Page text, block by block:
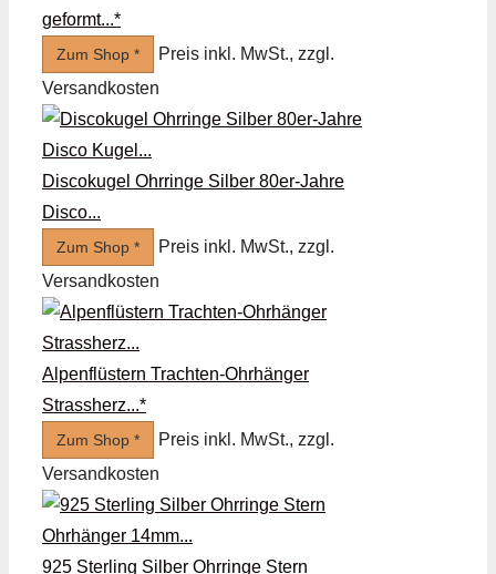
geformt...*
Zum Shop *
Preis inkl. MwSt., zzgl.
Versandkosten
Discokugel Ohrringe Silber 80er-Jahre
Disco...
Zum Shop *
Preis inkl. MwSt., zzgl.
Versandkosten
Alpenflüstern Trachten-Ohrhänger
Strassherz...*
Zum Shop *
Preis inkl. MwSt., zzgl.
Versandkosten
925 Sterling Silber Ohrringe Stern